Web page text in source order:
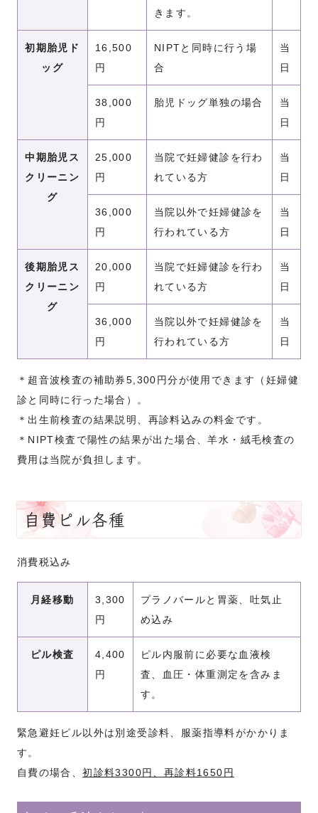
きます。
初期胎児ド
ッグ
16,500
円
NIPTと同時に行う場
合
当
日
38,000
円
胎児ドッグ単独の場合
当
日
中期胎児ス
クリーニン
グ
25,000
円
当院で妊婦健診を行わ
れている方
当
日
36,000
円
当院以外で妊婦健診を
行われている方
当
日
後期胎児ス
クリーニン
グ
20,000
円
当院で妊婦健診を行わ
れている方
当
日
36,000
円
当院以外で妊婦健診を
行われている方
当
日
＊超音波検査の補助券5,300円分が使用できます（妊婦健
診と同時に行った場合）。
＊出生前検査の結果説明、再診料込みの料金です。
＊NIPT検査で陽性の結果が出た場合、羊水・絨毛検査の
費用は当院が負担します。
自費ピル各種
消費税込み
月経移動
3,300
円
プラノバールと胃薬、吐気止
め込み
ピル検査
4,400
円
ピル内服前に必要な血液検
査、血圧・体重測定を含みま
す。
緊急避妊ピル以外は別途受診料、服薬指導料がかかりま
す。
自費の場合、初診料3300円、再診料1650円